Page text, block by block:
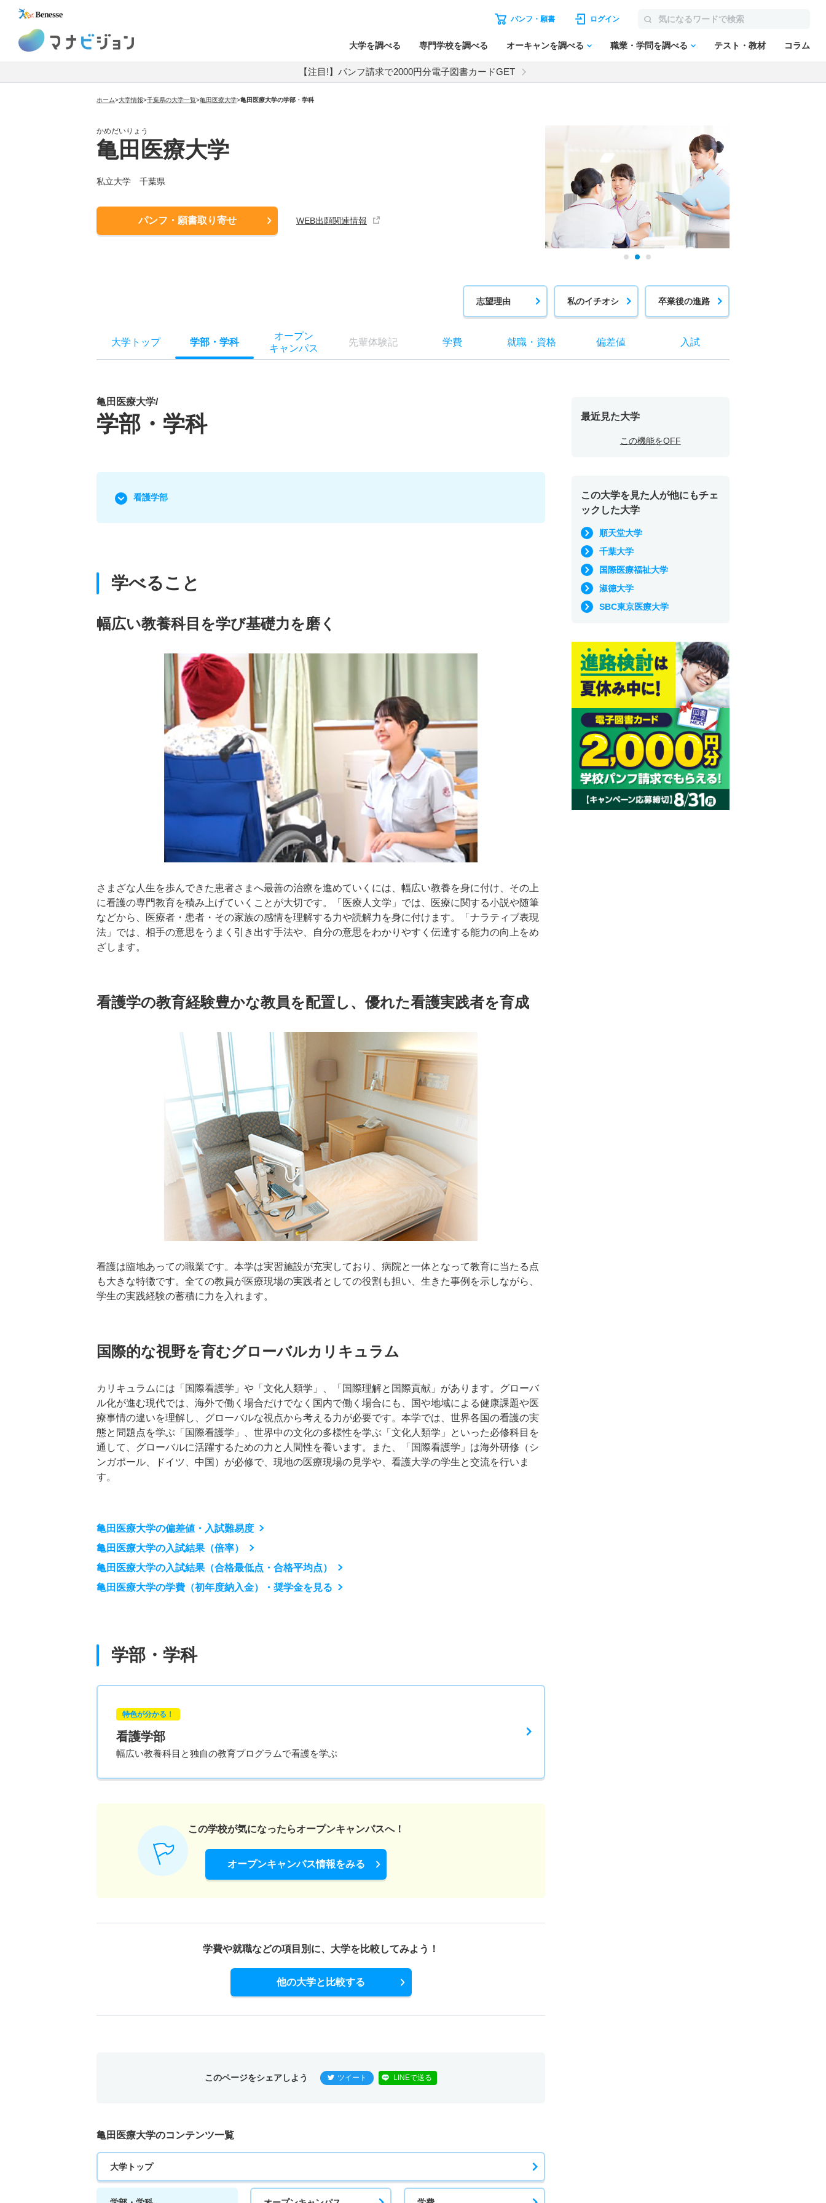
パンフ・願書 ログイン
大学を調べる 専門学校を調べる オーキャンを調べる 職業・学問を調べる テスト・教材 コラム
【注目!】パンフ請求で2000円分電子図書カードGET
ホーム>大学情報>千葉県の大学一覧>亀田医療大学>亀田医療大学の学部・学科
かめだいりょう
亀田医療大学
私立大学 千葉県
パンフ・願書取り寄せ WEB出願関連情報
志望理由 私のイチオシ 卒業後の進路
大学トップ 学部 ・ 学科
オープン
キャンパス
先輩体験記 学費 就職・ 資格 偏差値 入試
亀田医療大学/
学部・学科
看護学部
学べること
幅広い教養科目を学び基礎力を磨く
さまざな人生を歩んできた患者さまへ最善の治療を進めていくには、幅広い教養を身に付け、その上
に看護の専門教育を積み上げていくことが大切です。「医療人文学」では、医療に関する小説や随筆
などから、医療者・患者・その家族の感情を理解する力や読解力を身に付けます。「ナラティブ表現
法」では、相手の意思をうまく引き出す手法や、自分の意思をわかりやすく伝達する能力の向上をめ
ざします。
看護学の教育経験豊かな教員を配置し、優れた看護実践者を育成
看護は臨地あっての職業です。本学は実習施設が充実しており、病院と一体となって教育に当たる点
も大きな特徴です。全ての教員が医療現場の実践者としての役割も担い、生きた事例を示しながら、
学生の実践経験の蓄積に力を入れます。
国際的な視野を育むグローバルカリキュラム
カリキュラムには「国際看護学」や「文化人類学」、「国際理解と国際貢献」があります。グローバ
ル化が進む現代では、海外で働く場合だけでなく国内で働く場合にも、国や地域による健康課題や医
療事情の違いを理解し、グローバルな視点から考える力が必要です。本学では、世界各国の看護の実
態と問題点を学ぶ「国際看護学」、世界中の文化の多様性を学ぶ「文化人類学」といった必修科目を
通して、グローバルに活躍するための力と人間性を養います。また、「国際看護学」は海外研修（シ
ンガポール、ドイツ、中国）が必修で、現地の医療現場の見学や、看護大学の学生と交流を行いま
す。
亀田医療大学の偏差値・入試難易度
亀田医療大学の入試結果（倍率）
亀田医療大学の入試結果（合格最低点・合格平均点）
亀田医療大学の学費（初年度納入金）・奨学金を見る
学部・学科
特色が分かる！
看護学部
幅広い教養科目と独自の教育プログラムで看護を学ぶ
この学校が気になったらオープンキャンパスへ！
オープンキャンパス情報をみる
学費や就職などの項目別に、 大学を比較してみよう！
他の大学と比較する
このページをシェアしよう ツイート LINEで送る
亀田医療大学のコンテンツ一覧
大学トップ
最近見た大学
この機能をOFF
この大学を見た人が他にもチェ
ックした大学
順天堂大学
千葉大学
国際医療福祉大学
淑徳大学
SBC東京医療大学